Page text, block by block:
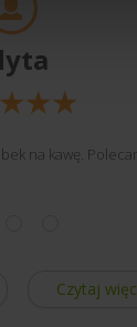
na kawę.
Czytaj